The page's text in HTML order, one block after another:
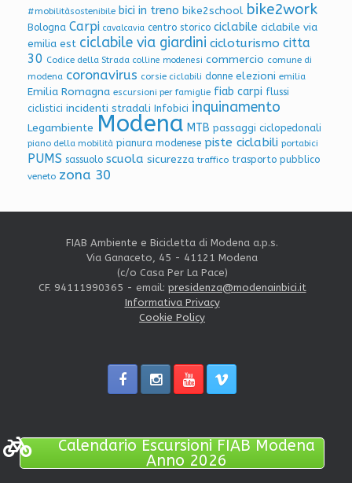
#mobilitàsostenibile bici in treno bike2school bike2work
Bologna Carpi cavalcavia centro storico ciclabile ciclabile via
emilia est ciclabile via giardini cicloturismo citta
30 Codice della Strada colline modenesi commercio comune di
modena coronavirus corsie ciclabili donne elezioni emilia
Emilia Romagna escursioni per famiglie fiab carpi flussi
ciclistici incidenti stradali Infobici inquinamento
Legambiente Modena MTB passaggi ciclopedonali
piano della mobilità pianura modenese piste ciclabili portabici
PUMS sassuolo scuola sicurezza traffico trasporto pubblico
veneto zona 30
FIAB Ambiente e Bicicletta di Modena a.p.s.
Via Ganaceto, 45 - 41121 Modena
(c/o Casa Per La Pace)
CF. 94111990365 - email: presidenza@modenainbici.it
Informativa Privacy
Cookie Policy
Calendario Escursioni FIAB Modena
Anno 2026